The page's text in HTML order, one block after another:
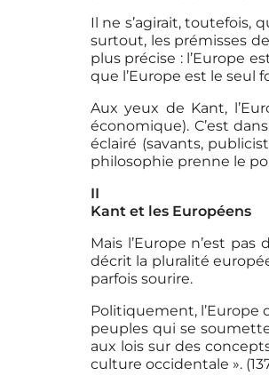
Il ne s’agirait, toutefois,
surtout, les prémisses
plus précise : l’Europe
que l’Europe est le seul
Aux yeux de Kant,
économique). C’est
éclairé (savants,
philosophie prenne le
II
Kant et les Européens
Mais l’Europe n’est
décrit la pluralité
parfois sourire.
Politiquement, l’Europe
peuples qui se
aux lois sur des
culture occidentale ».